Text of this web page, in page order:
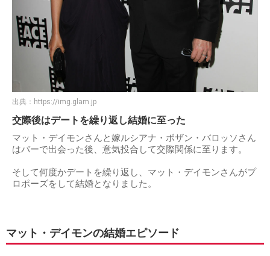
出典： https://img.glam.jp
交際後はデートを繰り返し結婚に至った
マット・デイモンさんと嫁ルシアナ・ボザン・バロッソさん
はバーで出会った後、意気投合して交際関係に至ります。
そして何度かデートを繰り返し、マット・デイモンさんがプ
ロポーズをして結婚となりました。
マット・デイモンの結婚エピソード